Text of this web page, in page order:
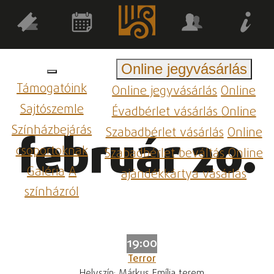
Támogatóink
Sajtószemle
Színházbejárás
csoportoknak
GalériaA
színházról
Online jegyvásárlás
Online jegyvásárlásOnline
Évadbérlet vásárlásOnline
Szabadbérlet vásárlásOnline
Szabadbérlet beváltásOnline
ajándékkártya vásárlás
február 20.
19:00
Terror